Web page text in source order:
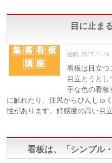
目に止ま
投稿: 2017-11-14
看板は目立つ
目立とうと
手な色の看板
に触れたり、住民からひんしゅ
性があります。好感度の高い目
看板は、「シンプル